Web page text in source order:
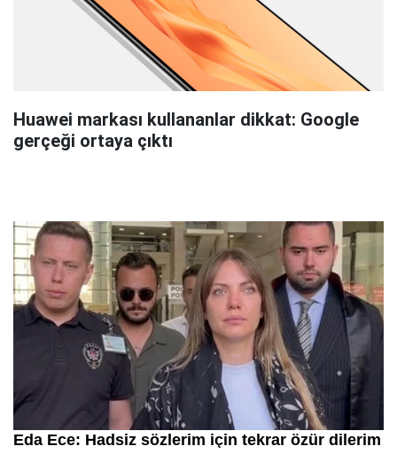
Huawei markası kullananlar dikkat: Google
gerçeği ortaya çıktı